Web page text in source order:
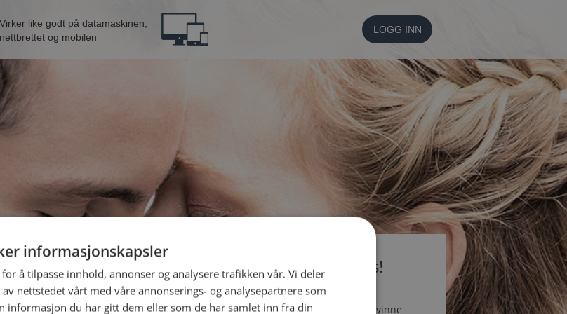
Virker like godt på datamaskinen,
nettbrettet og mobilen
LOGG INN
Bli medlem gratis!
Jeg er en: Mann Kvinne
informasjonskapsler
å tilpasse innhold, annonser og analysere trafikken vår. Vi deler
nettstedet vårt med våre annonserings- og analysepartnere som
informasjon du har gitt dem eller som de har samlet inn fra din